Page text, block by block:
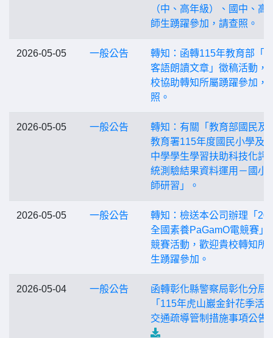
（中、高年級）、國中、高
師生踴躍參加，請查照。
2026-05-05 一般公告
轉知：函轉115年教育部「
客語朗讀文章」徵稿活動，
校協助轉知所屬踴躍參加，
照。
2026-05-05 一般公告
轉知：有關「教育部國民及
教育署115年度國民小學及
中學學生學習扶助科技化評
統測驗結果資料運用－國小
師研習」。
2026-05-05 一般公告
轉知：檢送本公司辦理「
全國素養PaGamO電競賽」
競賽活動，歡迎貴校轉知所
生踴躍參加。
2026-05-04 一般公告
函轉彰化縣警察局彰化分局
「115年虎山巖金針花季活
交通疏導管制措施事項公告